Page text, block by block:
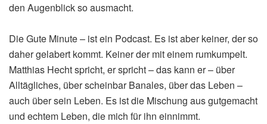
den Augenblick so ausmacht.
Die Gute Minute – ist ein Podcast. Es ist aber keiner, der so
daher gelabert kommt. Keiner der mit einem rumkumpelt.
Matthias Hecht spricht, er spricht – das kann er – über
Alltägliches, über scheinbar Banales, über das Leben –
auch über sein Leben. Es ist die Mischung aus gutgemacht
und echtem Leben, die mich für ihn einnimmt.